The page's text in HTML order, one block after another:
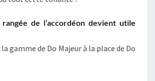
de l’accordéon devient utile
gamme de Do Majeur à la place de Do